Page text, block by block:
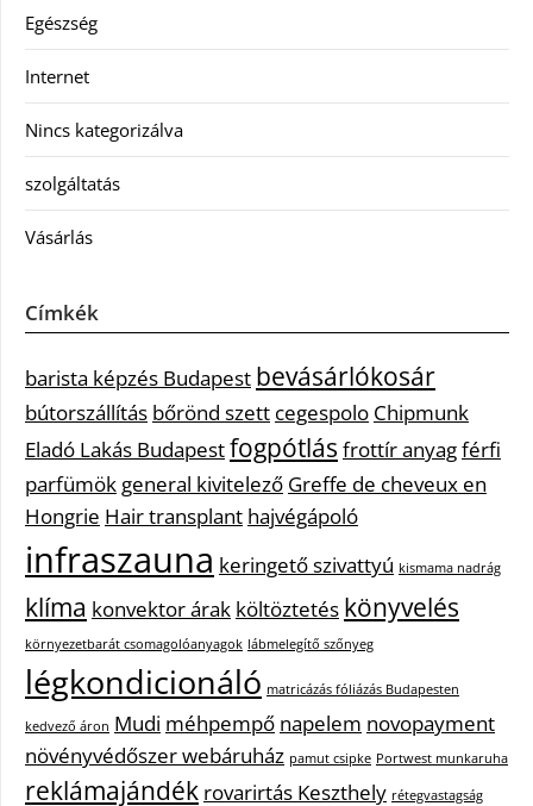
Egészség
Internet
Nincs kategorizálva
szolgáltatás
Vásárlás
Címkék
barista képzés Budapest bevásárlókosár
bútorszállítás bőrönd szett cegespolo Chipmunk
Eladó Lakás Budapestfogpótlás frottír anyagférfi
parfümök general kivitelező Greffe de cheveux en
Hongrie Hair transplant hajvégápoló
infraszauna keringető szivattyú kismama nadrág
klíma konvektor árak költöztetés könyvelés
környezetbarát csomagolóanyagok lábmelegítő szőnyeg
légkondicionáló matricázás fóliázás Budapesten
kedvező áron Mudi méhpempő napelem novopayment
növényvédőszer webáruház pamut csipke Portwest munkaruha
reklámajándék rovarirtás Keszthely rétegvastagság